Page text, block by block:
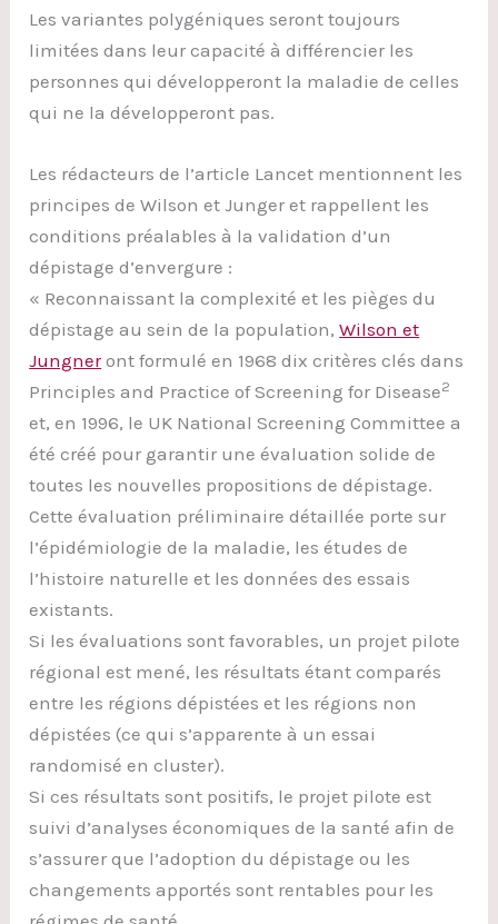
Les variantes polygéniques seront toujours
limitées dans leur capacité à différencier les
personnes qui développeront la maladie de celles
qui ne la développeront pas.
Les rédacteurs de l’article Lancet mentionnent les
principes de Wilson et Junger et rappellent les
conditions préalables à la validation d’un
dépistage d’envergure :
« Reconnaissant la complexité et les pièges du
dépistage au sein de la population,Wilson et
Jungneront formulé en 1968 dix critères clés dans
Principles and Practice of Screening for Disease2
et, en 1996, le UK National Screening Committee a
été créé pour garantir une évaluation solide de
toutes les nouvelles propositions de dépistage.
Cette évaluation préliminaire détaillée porte sur
l’épidémiologie de la maladie, les études de
l’histoire naturelle et les données des essais
existants.
Si les évaluations sont favorables, un projet pilote
régional est mené, les résultats étant comparés
entre les régions dépistées et les régions non
dépistées (ce qui s’apparente à un essai
randomisé en cluster).
Si ces résultats sont positifs, le projet pilote est
suivi d’analyses économiques de la santé afin de
s’assurer que l’adoption du dépistage ou les
changements apportés sont rentables pour les